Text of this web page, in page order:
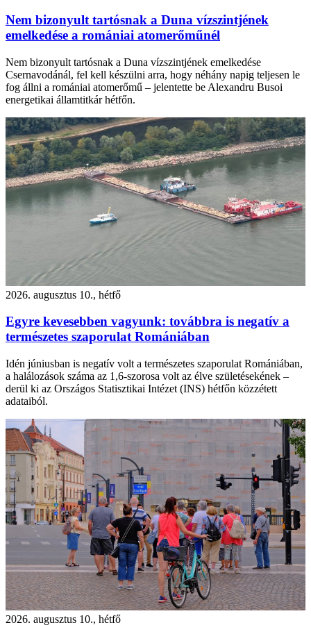
Nem bizonyult tartósnak a Duna vízszintjének
emelkedése a romániai atomerőműnél
Nem bizonyult tartósnak a Duna vízszintjének emelkedése
Csernavodánál, fel kell készülni arra, hogy néhány napig teljesen le
fog állni a romániai atomerőmű – jelentette be Alexandru Busoi
energetikai államtitkár hétfőn.
2026. augusztus 10., hétfő
Egyre kevesebben vagyunk: továbbra is negatív a
természetes szaporulat Romániában
Idén júniusban is negatív volt a természetes szaporulat Romániában,
a halálozások száma az 1,6-szorosa volt az élve születésekének –
derül ki az Országos Statisztikai Intézet (INS) hétfőn közzétett
adataiból.
2026. augusztus 10., hétfő